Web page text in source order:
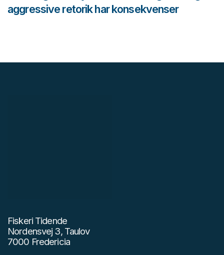
aggressive retorik har konsekvenser
Fiskeri Tidende
Nordensvej 3, Taulov
7000 Fredericia